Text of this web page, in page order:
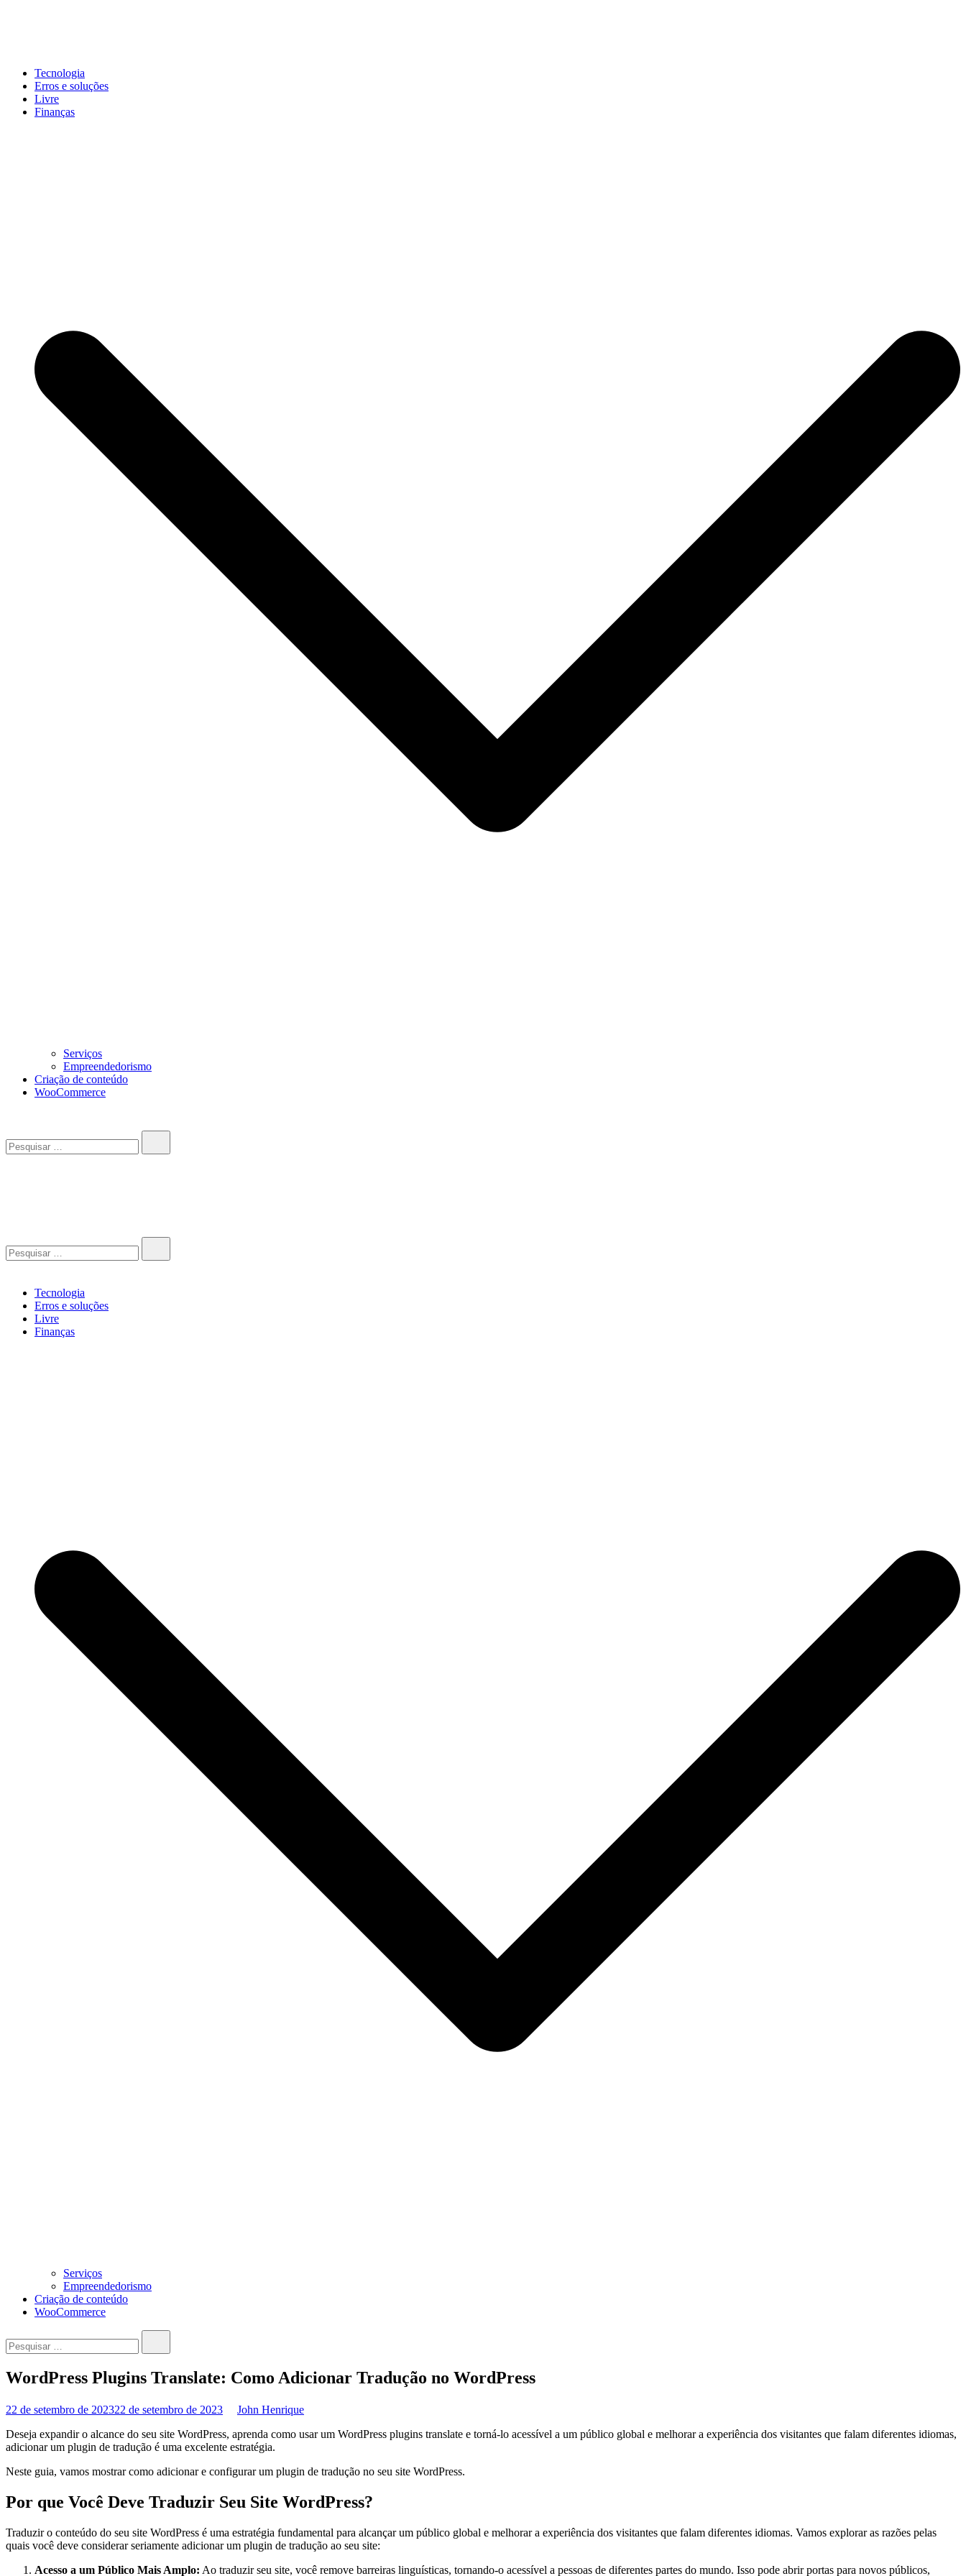
John-Henrique
Distribuindo conteúdo útil
Tecnologia
Erros e soluções
Livre
Finanças
Serviços
Empreendedorismo
Criação de conteúdo
WooCommerce
Tecnologia
Erros e soluções
Livre
Finanças
Serviços
Empreendedorismo
Criação de conteúdo
WooCommerce
WordPress Plugins Translate: Como Adicionar Tradução no WordPress
22 de setembro de 202322 de setembro de 2023
John Henrique
Deseja expandir o alcance do seu site WordPress, aprenda como usar um WordPress plugins translate e torná-lo acessível a um público global e melhorar a experiência dos visitantes que falam diferentes idiomas,
adicionar um plugin de tradução é uma excelente estratégia.
Neste guia, vamos mostrar como adicionar e configurar um plugin de tradução no seu site WordPress.
Por que Você Deve Traduzir Seu Site WordPress?
Traduzir o conteúdo do seu site WordPress é uma estratégia fundamental para alcançar um público global e melhorar a experiência dos visitantes que falam diferentes idiomas. Vamos explorar as razões pelas
quais você deve considerar seriamente adicionar um plugin de tradução ao seu site:
Acesso a um Público Mais Amplo: Ao traduzir seu site, você remove barreiras linguísticas, tornando-o acessível a pessoas de diferentes partes do mundo. Isso pode abrir portas para novos públicos,